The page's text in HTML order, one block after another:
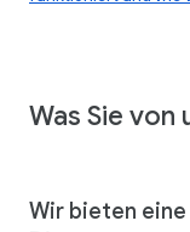
Was Sie von
Wir bieten